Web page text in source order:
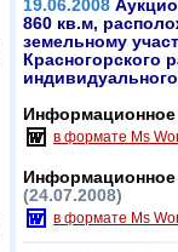
19.06.2008
860 кв.м,
земельному
Красногорского
в формате Ms
Информационное
(24.07.2008)
в формате Ms